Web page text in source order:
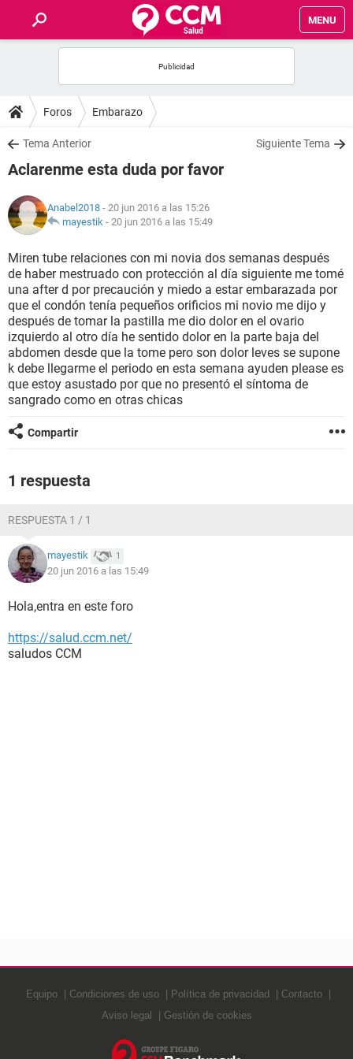
MENU
FOROS
SALUD
NUTRICIÓN
BIENESTAR
SEXUALIDAD
GLOSARIO
Foros Embarazo
Tema Anterior Siguiente Tema
Aclarenme esta duda por favor
Anabel2018 - 20 jun 2016 a las 15:26
mayestik - 20 jun 2016 a las 15:49
Miren tube relaciones con mi novia dos semanas después
de haber mestruado con protección al día siguiente me tomé
una after d por precaución y miedo a estar embarazada por
que el condón tenía pequeños orificios mi novio me dijo y
después de tomar la pastilla me dio dolor en el ovario
izquierdo al otro día he sentido dolor en la parte baja del
abdomen desde que la tome pero son dolor leves se supone
k debe llegarme el periodo en esta semana ayuden please es
que estoy asustado por que no presentó el síntoma de
sangrado como en otras chicas
Compartir
1 respuesta
RESPUESTA 1 / 1
mayestik 1
20 jun 2016 a las 15:49
Hola,entra en este foro
https://salud.ccm.net/
saludos CCM
Equipo Condiciones de uso Política de privacidad
Contacto
Aviso legal
Gestión de cookies